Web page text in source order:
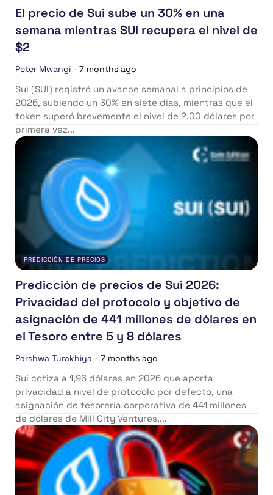
El precio de Sui sube un 30% en una
semana mientras SUI recupera el nivel de
$2
Peter Mwangi - 7 months ago
Sui (SUI) registró un avance semanal a principios de
2026, subiendo un 30% en siete días, mientras que el
token superó brevemente el nivel de 2,00 dólares por
primera vez...
PREDICCIÓN DE PRECIOS
Predicción de precios de Sui 2026:
Privacidad del protocolo y objetivo de
asignación de 441 millones de dólares en
el Tesoro entre 5 y 8 dólares
Parshwa Turakhiya - 7 months ago
Sui cotiza a 1,96 dólares en 2026 que aporta
privacidad a nivel de protocolo por defecto, una
asignación de tesorería corporativa de 441 millones
de dólares de Mill City Ventures,...